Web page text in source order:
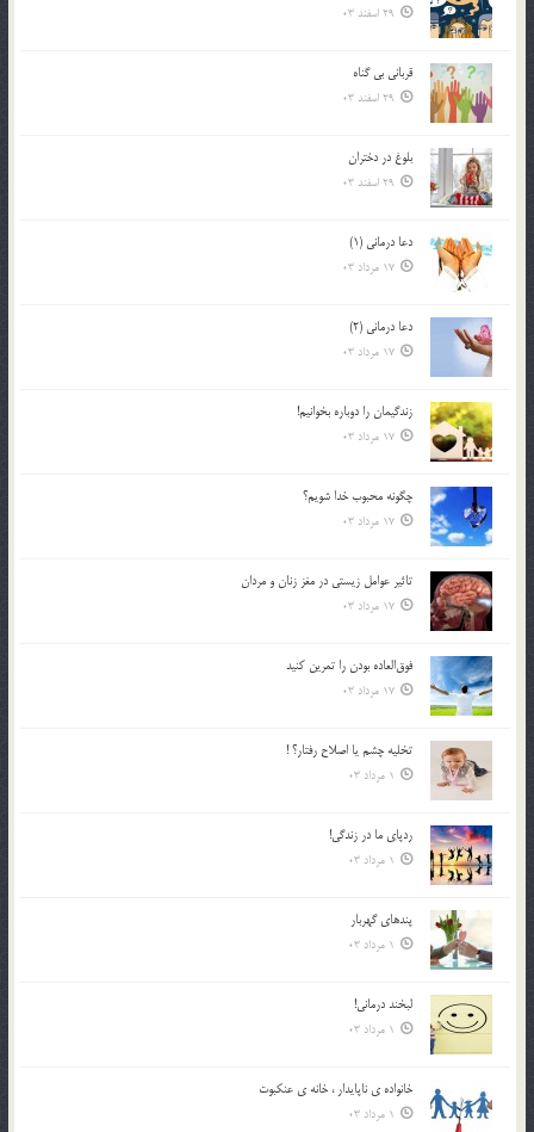
29 اسفند 03
قرباني بي گناه
29 اسفند 03
بلوغ در دختران
29 اسفند 03
دعا درمانی (1)
17 مرداد 03
دعا درمانی (2)
17 مرداد 03
زندگيمان را دوباره بخوانيم!
17 مرداد 03
چگونه محبوب خدا شويم؟
17 مرداد 03
تاثیر عوامل زيستي در مغز زنان و مردان
17 مرداد 03
فوق‌العاده بودن را تمرين كنيد
17 مرداد 03
تخليه چشم يا اصلاح رفتار؟ !
1 مرداد 03
ردپاى ما در زندگى!
1 مرداد 03
پندهاي گهربار
1 مرداد 03
لبخند درمانى!
1 مرداد 03
خانواده ي ناپايدار ، خانه ي عنکبوت
1 مرداد 03